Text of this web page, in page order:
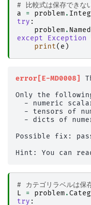
# 比較式は保存できな
a
= problem .
try :
problem .
except
Exception
print( e )
error[E-MD0008]
Only the
- numeric
- tensors of
- dicts of
Possible fix:
# カテゴリラベルは保
L
= problem .
try :